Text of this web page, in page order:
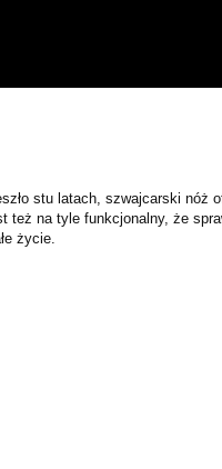
stu latach, szwajcarski
na tyle funkcjonalny, że
życie.